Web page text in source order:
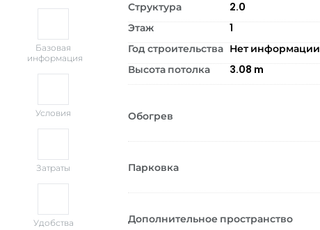
Базовая
информация
Условия
Затраты
Удобства
Структура 2.0
Этаж
1
Год строительства Нет информации
Высота потолка
3.08 m
Обогрев
Парковка
Дополнительное пространство